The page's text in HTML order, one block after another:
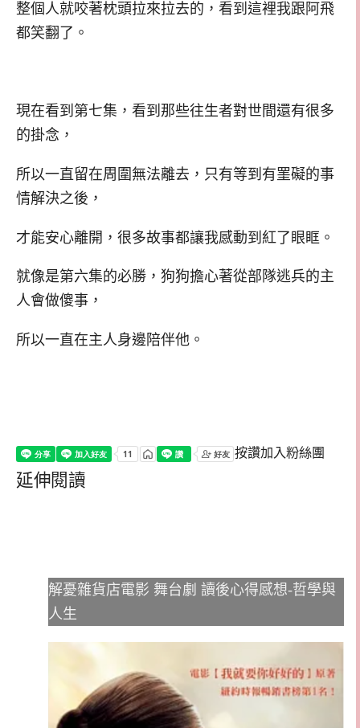
整個人就咬著枕頭拉來拉去的，看到這裡我跟阿飛
都笑翻了。
現在看到第七集，看到那些往生者對世間還有很多
的掛念，
所以一直留在周圍無法離去，只有等到有罣礙的事
情解決之後，
才能安心離開，很多故事都讓我感動到紅了眼眶。
就像是第六集的必勝，狗狗擔心著從部隊逃兵的主
人會做傻事，
所以一直在主人身邊陪伴他。
按讚加入粉絲團
延伸閱讀
解憂雜貨店電影 舞台劇 讀後心得感想-哲學與
人生